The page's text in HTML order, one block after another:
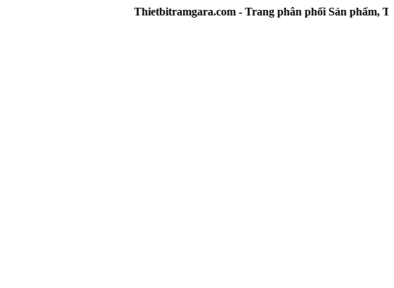
Thietbitramgara.com - Trang phân phối Sản phẩm, Thiết